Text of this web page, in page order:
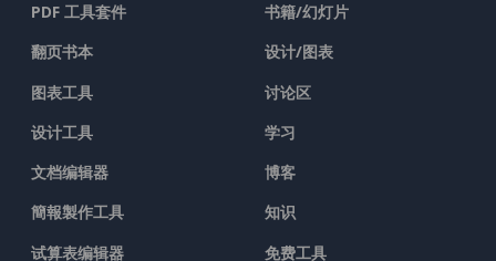
PDF 工具套件
翻页书本
图表工具
设计工具
文档编辑器
簡報製作工具
试算表编辑器
书籍/幻灯片
设计/图表
讨论区
学习
博客
知识
免费工具